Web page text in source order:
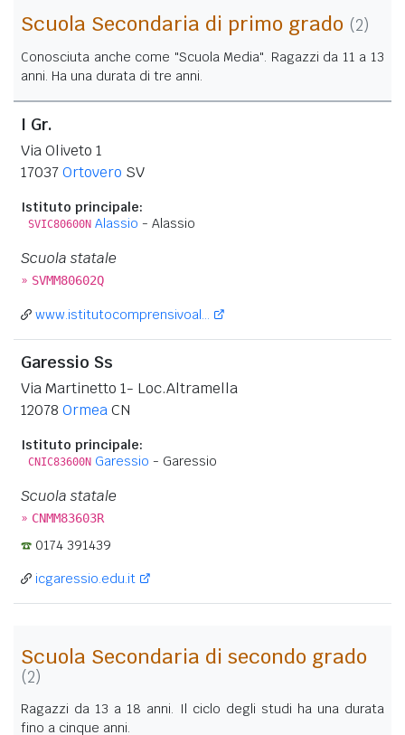
Scuola Secondaria di primo grado (2)
Conosciuta anche come "Scuola Media". Ragazzi da 11 a 13
anni. Ha una durata di tre anni.
I Gr.
Via Oliveto 1
17037Ortovero SV
Istituto principale:
SVIC80600N Alassio - Alassio
Scuola statale
» SVMM80602Q
www.istitutocomprensivoal...
Garessio Ss
Via Martinetto 1- Loc.Altramella
12078 OrmeaCN
Istituto principale:
CNIC83600N Garessio - Garessio
Scuola statale
» CNMM83603R
0174 391439
icgaressio.edu.it
Scuola Secondaria di secondo grado
(2)
Ragazzi da 13 a 18 anni. Il ciclo degli studi ha una durata
fino a cinque anni.